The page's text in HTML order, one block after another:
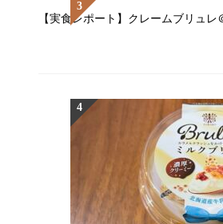
【実食レポート】クレームブリュレ